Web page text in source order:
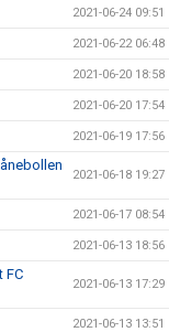
2021-06-24 09:51
2021-06-22 06:48
2021-06-20 18:58
2021-06-20 17:54
2021-06-19 17:56
2021-06-18 19:27
2021-06-17 08:54
2021-06-13 18:56
FC
2021-06-13 17:29
2021-06-13 13:51